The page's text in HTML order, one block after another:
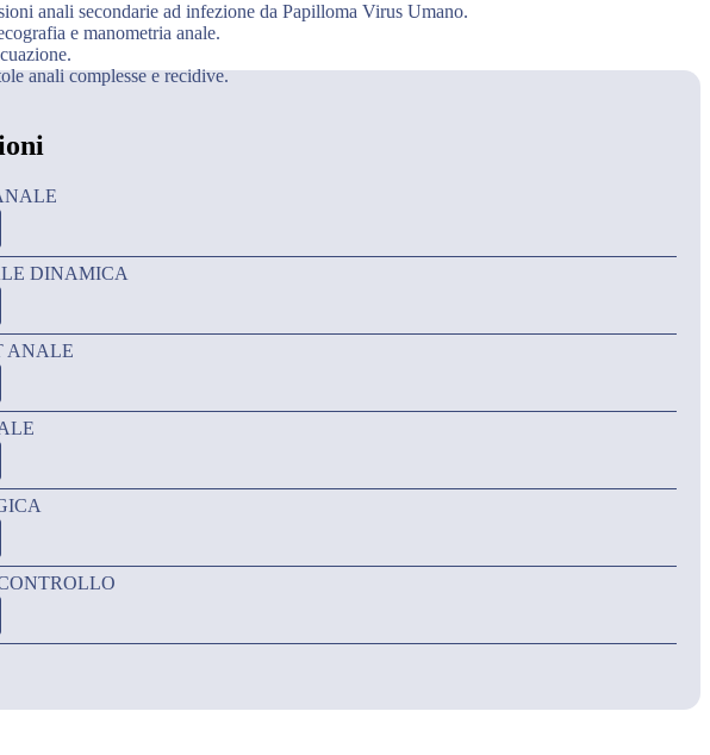
anali secondarie ad infezione da Papilloma Virus Umano.
e manometria anale.
anali complesse e recidive.
DINAMICA
ANALE